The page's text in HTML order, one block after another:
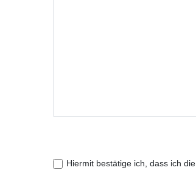
Hiermit bestätige ich, dass ich die